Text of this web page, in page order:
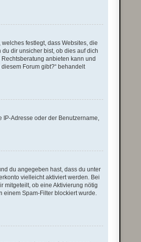
festlegt, dass Websites, die
dir unsicher bist, ob dies auf dich
anbieten kann und
Forum gibt?“ behandelt
IP-Adresse oder der Benutzername,
du angegeben hast, dass du unter
vielleicht aktiviert werden. Bei
mitgeteilt, ob eine Aktivierung nötig
einem Spam-Filter blockiert wurde.